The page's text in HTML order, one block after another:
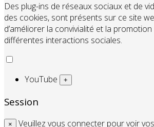
Des plug-ins de réseaux sociaux et de
des cookies, sont présents sur ce site
d’améliorer la convivialité et la
différentes interactions sociales.
YouTube +
Session
× Veuillez vous connecter pour voir